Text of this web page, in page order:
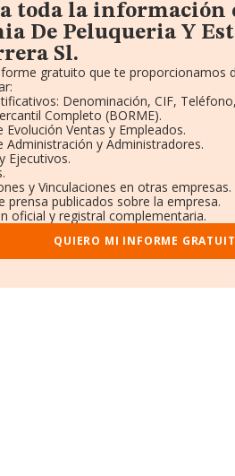
a toda la información
De Peluqueria Y
Sl.
gratuito que te proporcionamos
Denominación, CIF,
Completo (BORME).
Evolución Ventas y Empleados.
Administración y Administradores.
Ejecutivos.
y Vinculaciones en otras empresas.
prensa publicados sobre la empresa.
oficial y registral complementaria.
QUIERO MI INFORME